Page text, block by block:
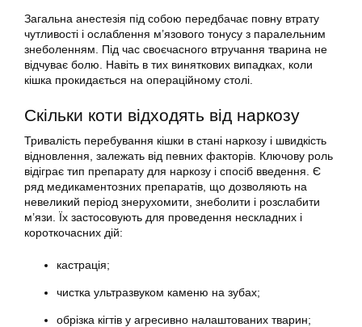
Загальна анестезія під собою передбачає повну втрату
чутливості і ослаблення м’язового тонусу з паралельним
знеболенням. Під час своєчасного втручання тварина не
відчуває болю. Навіть в тих виняткових випадках, коли
кішка прокидається на операційному столі.
Скільки коти відходять від наркозу
Тривалість перебування кішки в стані наркозу і швидкість
відновлення, залежать від певних факторів. Ключову роль
відіграє тип препарату для наркозу і спосіб введення. Є
ряд медикаментозних препаратів, що дозволяють на
невеликий період знерухомити, знеболити і розслабити
м’язи. Їх застосовують для проведення нескладних і
короткочасних дій:
кастрація;
чистка ультразвуком каменю на зубах;
обрізка кігтів у агресивно налаштованих тварин;